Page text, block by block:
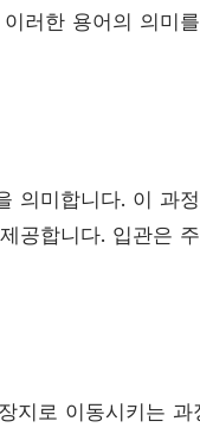
러한 용어의 의미
의미합니다. 이 과
공합니다. 입관은
지로 이동시키는